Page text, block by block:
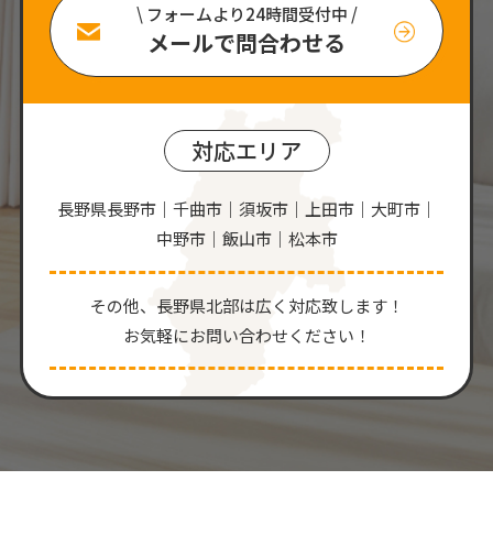
\ フォームより24時間受付中 /
メールで問合わせる
対応エリア
長野県長野市｜千曲市｜須坂市｜上田市｜大町市｜
中野市｜飯山市｜松本市
その他、⻑野県北部は広く対応致します！
お気軽にお問い合わせください！